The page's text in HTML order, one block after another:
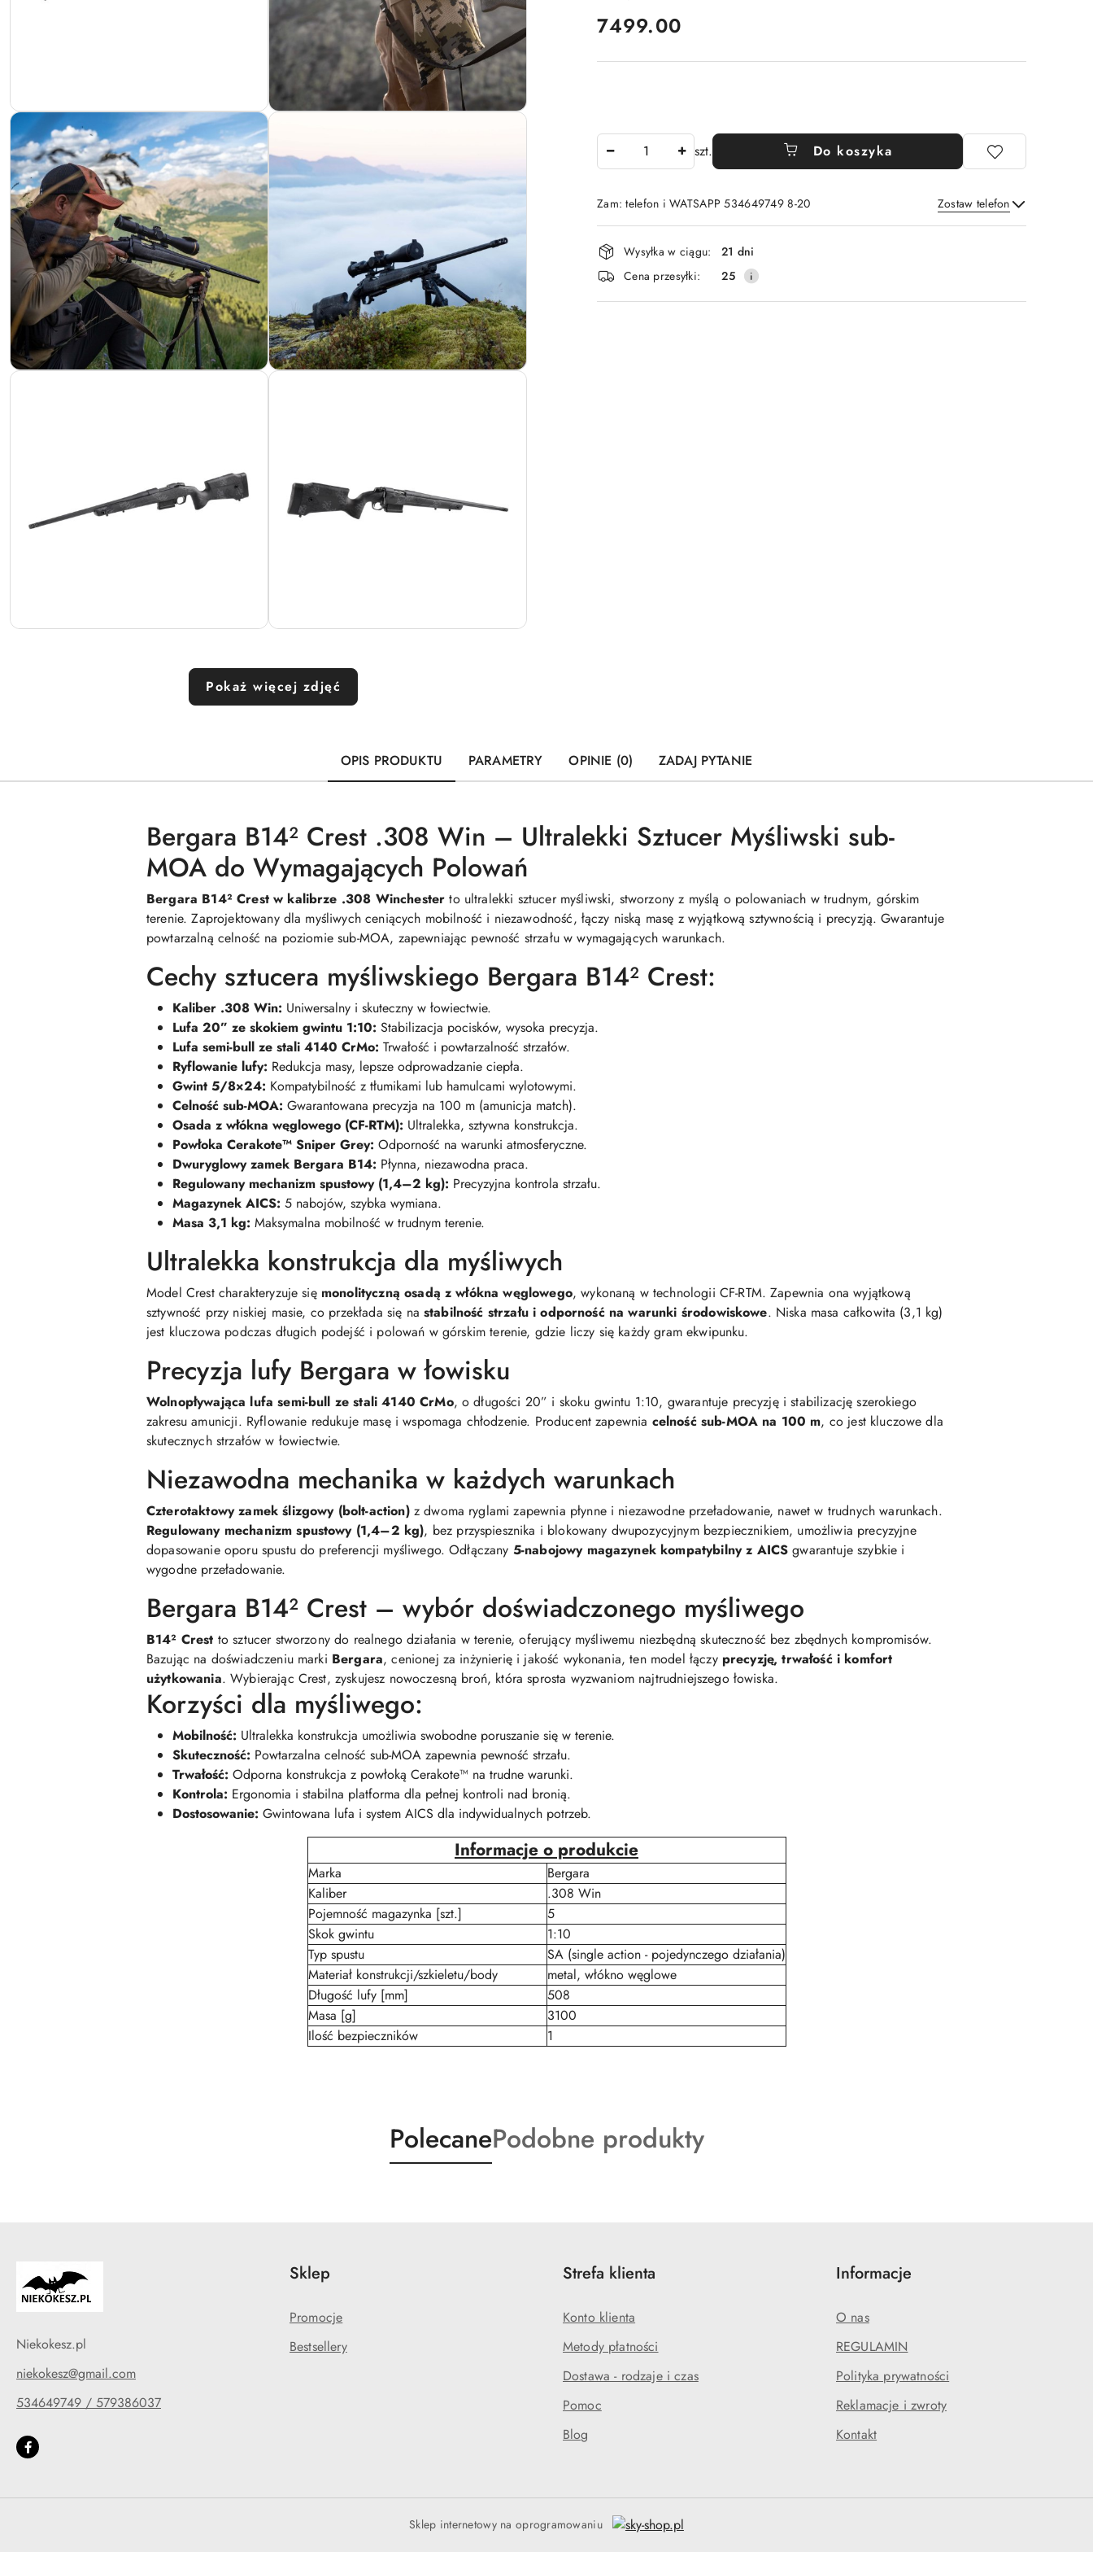
Pokaż więcej zdjęć
cena:
7499.00
szt. Do koszyka
Zam: telefon i WATSAPP 534649749 8-20 Zostaw telefon
Wyślij
Dostępność
i
dostawa
Wysyłka w ciągu:
21 dni
Cena przesyłki:
25
OPIS PRODUKTU PARAMETRY OPINIE (0) ZADAJ PYTANIE
Bergara B14² Crest .308 Win – Ultralekki Sztucer Myśliwski sub-
MOA do Wymagających Polowań
Bergara B14² Crest w kalibrze .308 Winchester to ultralekki sztucer myśliwski, stworzony z myślą o polowaniach w trudnym, górskim
terenie. Zaprojektowany dla myśliwych ceniących mobilność i niezawodność, łączy niską masę z wyjątkową sztywnością i precyzją. Gwarantuje
powtarzalną celność na poziomie sub-MOA, zapewniając pewność strzału w wymagających warunkach.
Cechy sztucera myśliwskiego Bergara B14² Crest:
Kaliber .308 Win: Uniwersalny i skuteczny w łowiectwie.
Lufa 20” ze skokiem gwintu 1:10: Stabilizacja pocisków, wysoka precyzja.
Lufa semi-bull ze stali 4140 CrMo: Trwałość i powtarzalność strzałów.
Ryflowanie lufy: Redukcja masy, lepsze odprowadzanie ciepła.
Gwint 5/8×24: Kompatybilność z tłumikami lub hamulcami wylotowymi.
Celność sub-MOA: Gwarantowana precyzja na 100 m (amunicja match).
Osada z włókna węglowego (CF-RTM): Ultralekka, sztywna konstrukcja.
Powłoka Cerakote™ Sniper Grey: Odporność na warunki atmosferyczne.
Dwuryglowy zamek Bergara B14: Płynna, niezawodna praca.
Regulowany mechanizm spustowy (1,4–2 kg): Precyzyjna kontrola strzału.
Magazynek AICS: 5 nabojów, szybka wymiana.
Masa 3,1 kg: Maksymalna mobilność w trudnym terenie.
Ultralekka konstrukcja dla myśliwych
Model Crest charakteryzuje się monolityczną osadą z włókna węglowego, wykonaną w technologii CF-RTM. Zapewnia ona wyjątkową
sztywność przy niskiej masie, co przekłada się nastabilność strzału i odporność na warunki środowiskowe. Niska masa całkowita (3,1 kg)
jest kluczowa podczas długich podejść i polowań w górskim terenie, gdzie liczy się każdy gram ekwipunku.
Precyzja lufy Bergara w łowisku
Wolnopływająca lufa semi-bull ze stali 4140 CrMo, o długości 20” i skoku gwintu 1:10, gwarantuje precyzję i stabilizację szerokiego
zakresu amunicji. Ryflowanie redukuje masę i wspomaga chłodzenie. Producent zapewnia celność sub-MOA na 100 m, co jest kluczowe dla
skutecznych strzałów w łowiectwie.
Niezawodna mechanika w każdych warunkach
Czterotaktowy zamek ślizgowy (bolt-action)z dwoma ryglami zapewnia płynne i niezawodne przeładowanie, nawet w trudnych warunkach.
Regulowany mechanizm spustowy (1,4–2 kg), bez przyspiesznika i blokowany dwupozycyjnym bezpiecznikiem, umożliwia precyzyjne
dopasowanie oporu spustu do preferencji myśliwego. Odłączany 5-nabojowy magazynek kompatybilny z AICS gwarantuje szybkie i
wygodne przeładowanie.
Bergara B14² Crest – wybór doświadczonego myśliwego
B14² Crest to sztucer stworzony do realnego działania w terenie, oferujący myśliwemu niezbędną skuteczność bez zbędnych kompromisów.
Bazując na doświadczeniu marki Bergara, cenionej za inżynierię i jakość wykonania, ten model łączy precyzję, trwałość i komfort
użytkowania. Wybierając Crest, zyskujesz nowoczesną broń, która sprosta wyzwaniom najtrudniejszego łowiska.
Korzyści dla myśliwego:
Mobilność: Ultralekka konstrukcja umożliwia swobodne poruszanie się w terenie.
Skuteczność: Powtarzalna celność sub-MOA zapewnia pewność strzału.
Trwałość: Odporna konstrukcja z powłoką Cerakote™ na trudne warunki.
Kontrola: Ergonomia i stabilna platforma dla pełnej kontroli nad bronią.
Dostosowanie: Gwintowana lufa i system AICS dla indywidualnych potrzeb.
Informacje o produkcie
Marka
Bergara
Kaliber
.308 Win
Pojemność magazynka [szt.]
5
Skok gwintu
1:10
Typ spustu
SA (single action - pojedynczego działania)
Materiał konstrukcji/szkieletu/body
metal, włókno węglowe
Długość lufy [mm]
508
Masa [g]
3100
Ilość bezpieczników
1
Produkty
o
PolecaneProdukty
o
Podobne produkty
Niekokesz.pl
niekokesz@gmail.com
534649749 / 579386037
Sklep
Promocje
Bestsellery
Strefa klienta
Konto klienta
Metody płatności
Dostawa - rodzaje i czas
Pomoc
Blog
Informacje
O nas
REGULAMIN
Polityka prywatności
Reklamacje i zwroty
Kontakt
Sklep internetowy na oprogramowaniu